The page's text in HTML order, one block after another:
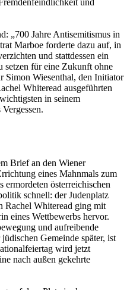
„700 Jahre Antisemitismus in
Marboe forderte dazu auf, in
und stattdessen ein
setzen für eine Zukunft ohne
Wiesenthal, den Initiator
Whiteread ausgeführten
in seinem
Brief an den Wiener
eines Mahnmals zum
ermordeten österreichischen
schnell: der Judenplatz
Rachel Whiteread ging mit
eines Wettbewerbs hervor.
und aufreibende
Gemeinde später, ist
wird jetzt
nach außen gekehrte